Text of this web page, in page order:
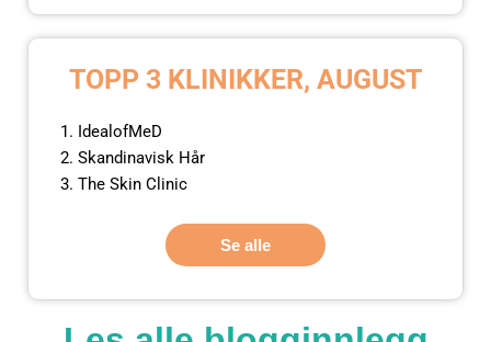
TOPP 3 KLINIKKER, AUGUST
IdealofMeD
Skandinavisk Hår
The Skin Clinic
Se alle